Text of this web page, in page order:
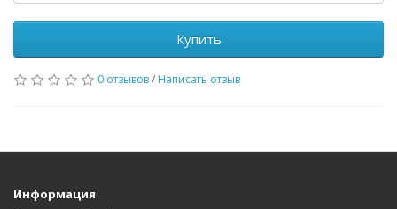
Купить
0 отзывов/ Написать отзыв
Информация